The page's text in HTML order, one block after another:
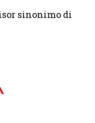
sinonimo di